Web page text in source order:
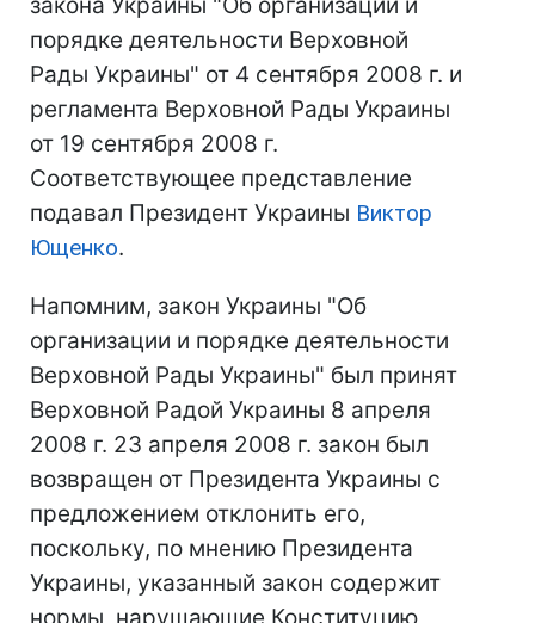
порядке деятельности Верховной
Рады Украины" от 4 сентября 2008 г. и
регламента Верховной Рады Украины
от 19 сентября 2008 г.
Соответствующее представление
подавал Президент Украины Виктор
Ющенко.
Напомним, закон Украины "Об
организации и порядке деятельности
Верховной Рады Украины" был принят
Верховной Радой Украины 8 апреля
2008 г. 23 апреля 2008 г. закон был
возвращен от Президента Украины с
предложением отклонить его,
поскольку, по мнению Президента
Украины, указанный закон содержит